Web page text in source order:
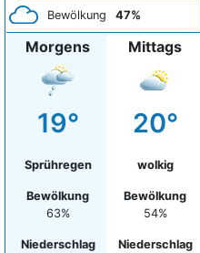
Bewölkung 47%
Morgens
19°
Sprühregen
Bewölkung
63%
Niederschlag
Mittags
20°
wolkig
Bewölkung
54%
Niederschlag